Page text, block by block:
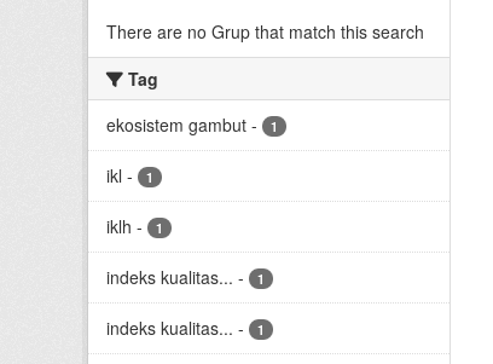
There are no Grup that match this search
Tag
ekosistem gambut - 1
ikl - 1
iklh - 1
indeks kualitas... - 1
indeks kualitas... - 1